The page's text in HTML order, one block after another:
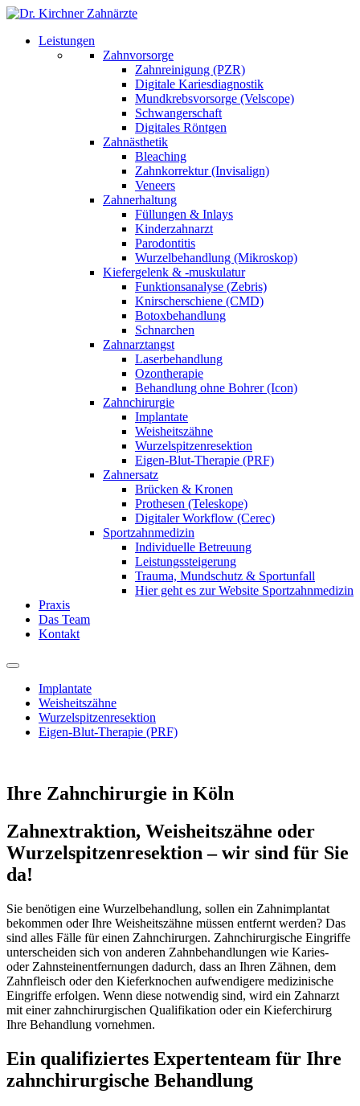
Leistungen
Zahnvorsorge
Zahnreinigung (PZR)
Digitale Kariesdiagnostik
Mundkrebsvorsorge (Velscope)
Schwangerschaft
Digitales Röntgen
Zahnästhetik
Bleaching
Zahnkorrektur (Invisalign)
Veneers
Zahnerhaltung
Füllungen & Inlays
Kinderzahnarzt
Parodontitis
Wurzelbehandlung (Mikroskop)
Kiefergelenk & -muskulatur
Funktionsanalyse (Zebris)
Knirscherschiene (CMD)
Botoxbehandlung
Schnarchen
Zahnarztangst
Laserbehandlung
Ozontherapie
Behandlung ohne Bohrer (Icon)
Zahnchirurgie
Implantate
Weisheitszähne
Wurzelspitzenresektion
Eigen-Blut-Therapie (PRF)
Zahnersatz
Brücken & Kronen
Prothesen (Teleskope)
Digitaler Workflow (Cerec)
Sportzahnmedizin
Individuelle Betreuung
Leistungssteigerung
Trauma, Mundschutz & Sportunfall
Hier geht es zur Website Sportzahnmedizin
Praxis
Das Team
Kontakt
Implantate
Weisheitszähne
Wurzelspitzenresektion
Eigen-Blut-Therapie (PRF)
Ihre Zahnchirurgie in Köln
Zahnextraktion, Weisheitszähne oder
Wurzelspitzenresektion – wir sind für Sie
da!
Sie benötigen eine Wurzelbehandlung, sollen ein Zahnimplantat
bekommen oder Ihre Weisheitszähne müssen entfernt werden? Das
sind alles Fälle für einen Zahnchirurgen. Zahnchirurgische Eingriffe
unterscheiden sich von anderen Zahnbehandlungen wie Karies-
oder Zahnsteinentfernungen dadurch, dass an Ihren Zähnen, dem
Zahnfleisch oder den Kieferknochen aufwendigere medizinische
Eingriffe erfolgen. Wenn diese notwendig sind, wird ein Zahnarzt
mit einer zahnchirurgischen Qualifikation oder ein Kieferchirurg
Ihre Behandlung vornehmen.
Ein qualifiziertes Expertenteam für Ihre
zahnchirurgische Behandlung